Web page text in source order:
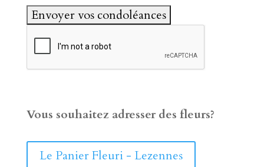
Vous souhaitez adresser des fleurs?
Le Panier Fleuri - Lezennes